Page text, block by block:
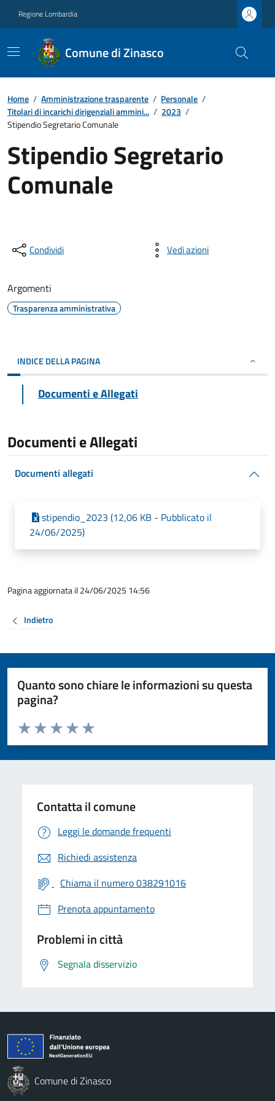
Regione Lombardia
Comune di Zinasco
Home / Amministrazione trasparente / Personale /
Titolari di incarichi dirigenziali ammini... / 2023 /
Stipendio Segretario Comunale
Stipendio Segretario
Comunale
Condividi Vedi azioni
Argomenti
Trasparenza amministrativa
INDICE DELLA PAGINA
Documenti e Allegati
Documenti e Allegati
Documenti allegati
stipendio_2023 (12,06 KB - Pubblicato il
24/06/2025)
Pagina aggiornata il 24/06/2025 14:56
Indietro
Quanto sono chiare le informazioni su questa
pagina?
Valuta da 1 a 5 stelle la pagina
Valuta 5 stelle su 5
Valuta 4 stelle su 5
Valuta 3 stelle su 5
Valuta 2 stelle su 5
Valuta 1 stelle su 5
Contatta il comune
Leggi le domande frequenti
Richiedi assistenza
Chiama il numero 038291016
Prenota appuntamento
Problemi in città
Segnala disservizio
Comune di Zinasco